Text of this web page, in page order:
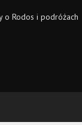
o Rodos i podróżach